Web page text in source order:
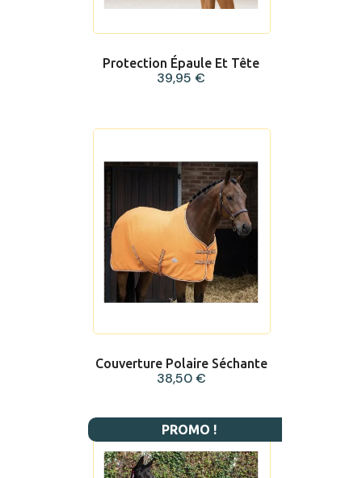
Protection Épaule Et Tête
39,95 €
Couverture Polaire Séchante
38,50 €
PROMO !